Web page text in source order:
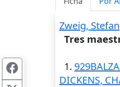
Zweig, Stefan
Tres
1.
DICKENS,